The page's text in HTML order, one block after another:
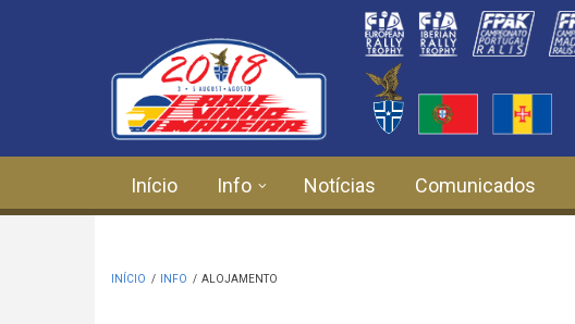
Início Info Notícias Comunicados
INÍCIO / INFO / ALOJAMENTO